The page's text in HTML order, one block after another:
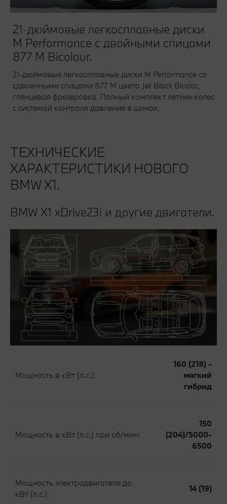
21-дюймовые легкосплавные диски
M Performance с двойными спицами
877 M Bicolour.
21-дюймовые легкосплавные диски M Performance со
сдвоенными спицами 877 M цвета Jet Black Bicolor,
глянцевая фрезеровка. Полный комплект летних колес
с системой контроля давления в шинах.
ТЕХНИЧЕСКИЕ
ХАРАКТЕРИСТИКИ НОВОГО
BMW X1.
BMW X1 xDrive23i и другие двигатели.
Мощность в кВт (л.с.):
160 (218) -
мягкий
гибрид
Мощность в кВт (л.с.) при об/мин:
150
(204)/5000-
6500
Мощность электродвигателя до
кВт (л.с.):
14 (19)